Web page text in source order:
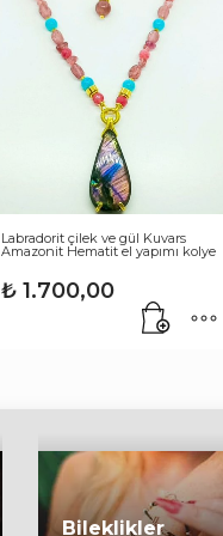
Labradorit çilek ve gül Kuvars
Amazonit Hematit el yapımı kolye
₺1.700,00
Bileklikler